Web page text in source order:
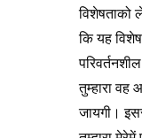
विशेषताको
कि यह
तुम्हारा वह
जायगी।